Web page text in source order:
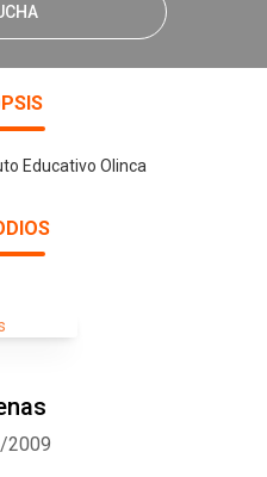
Educativo Olinca
2009